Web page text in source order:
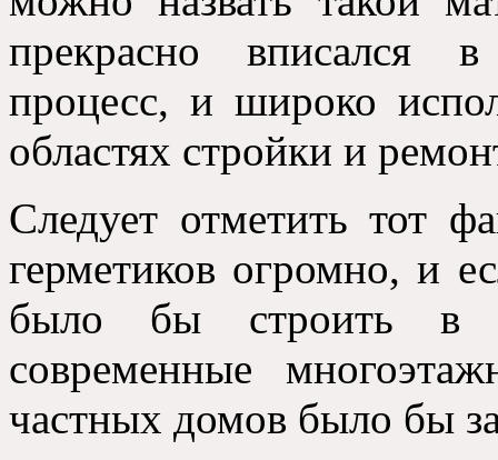
прекрасно вписался
процесс, и широко
областях стройки и
Следует отметить тот
герметиков огромно, и
было бы строить в
современные
частных домов было бы